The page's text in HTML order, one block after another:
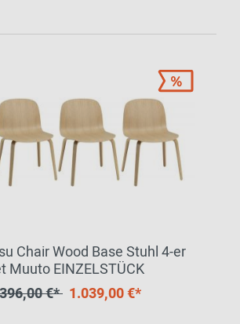
Chair Wood Base Stuhl 4-er
Muuto EINZELSTÜCK
€* 1.039,00 €*